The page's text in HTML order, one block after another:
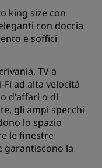
king size con
con doccia
e soffici
TV a
ad alta velocità
d'affari o di
gli ampi specchi
lo spazio
le finestre
garantiscono la